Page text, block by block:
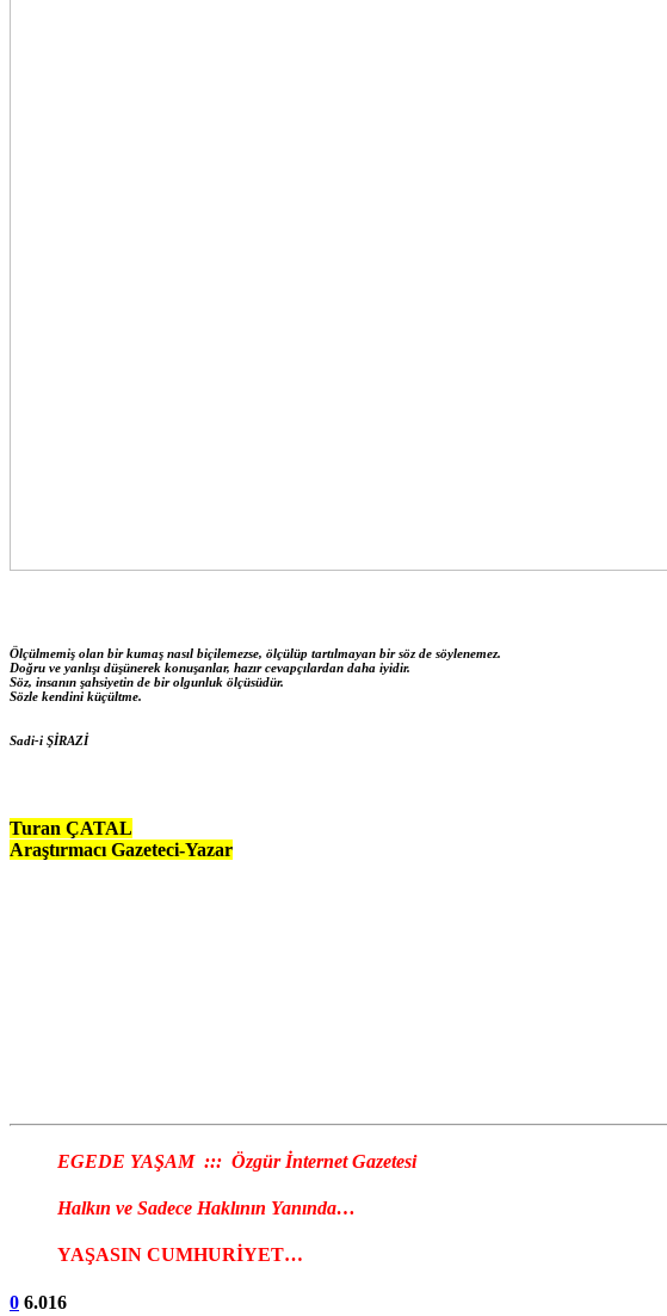
Ölçülmemiş olan bir kumaş nasıl biçilemezse, ölçülüp tartılmayan bir söz de söylenemez.
Doğru ve yanlışı düşünerek konuşanlar, hazır cevapçılardan daha iyidir.
Söz, insanın şahsiyetin de bir olgunluk ölçüsüdür.
Sözle kendini küçültme.
Sadi-i ŞİRAZİ
Turan ÇATAL
Araştırmacı Gazeteci-Yazar
EGEDE YAŞAM ::: Özgür İnternet Gazetesi
Halkın ve Sadece Haklının Yanında…
YAŞASIN CUMHURİYET…
0 6.016